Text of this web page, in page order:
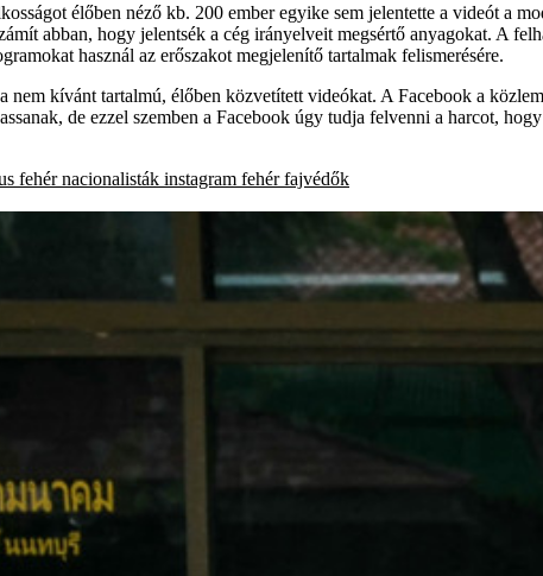
élőben néző kb. 200 ember egyike sem jelentette a videót a
abban, hogy jelentsék a cég irányelveit megsértő anyagokat. A
használ az erőszakot megjelenítő tartalmak felismerésére.
kívánt tartalmú, élőben közvetített videókat. A Facebook a
de ezzel szemben a Facebook úgy tudja felvenni a harcot,
fehér nacionalisták instagram fehér fajvédők